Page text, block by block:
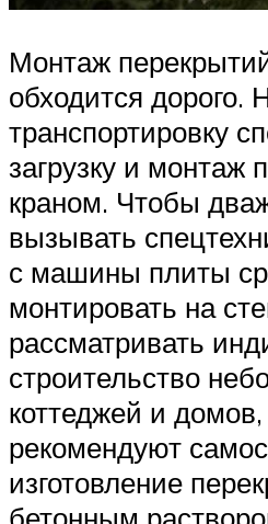
Монтаж
обходится дорого.
транспортировку
загрузку и монтаж
краном. Чтобы
вызывать
с машины плиты
монтировать на
рассматривать
строительство
коттеджей и
рекомендуют
изготовление